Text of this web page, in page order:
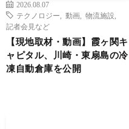
2026.08.07
テクノロジー
動画 物流施設
記者会見など
【現地取材・動画】霞ヶ関キ
ャピタル、川崎・東扇島の冷
凍自動倉庫を公開